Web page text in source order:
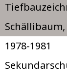
1978-1981